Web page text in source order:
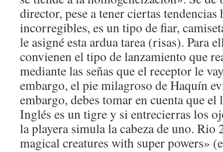
director, pese a tener ciertas tendencias
incorregibles, es un tipo de fiar,
le asigné esta ardua tarea (risas). Para
convienen el tipo de lanzamiento que
mediante las señas que el receptor le
embargo, el pie milagroso de Haquín
embargo, debes tomar en cuenta que el
Inglés es un tigre y si entrecierras los
la playera simula la cabeza de uno. Rio
magical creatures with super powers»